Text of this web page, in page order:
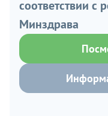
соответствии с
Минздрава